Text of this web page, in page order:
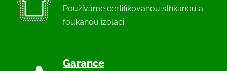
Používáme certifikovanou stříkanou a
foukanou izolaci.
Garance